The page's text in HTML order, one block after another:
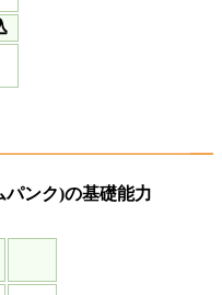
パンク)の基礎能力